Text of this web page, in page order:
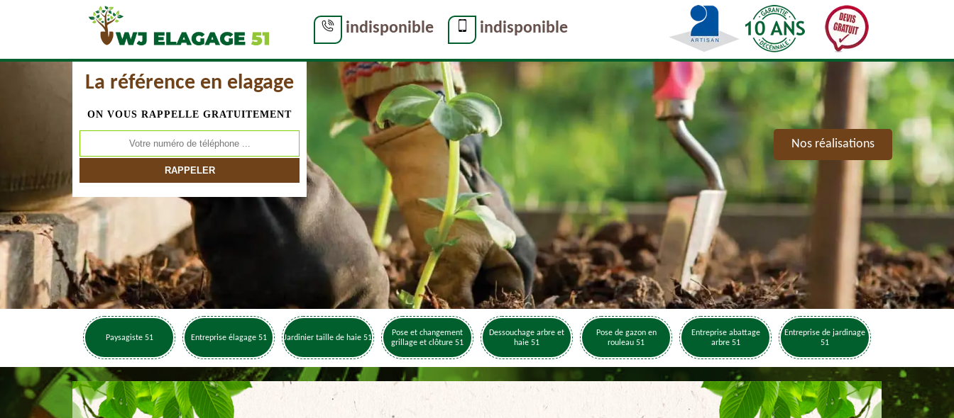
indisponible indisponible
La référence en elagage
ON VOUS RAPPELLE GRATUITEMENT
Nos réalisations
Paysagiste 51 Entreprise élagage 51 Jardinier taille de haie 51
Pose et changement
grillage et clôture 51
Dessouchage arbre et
haie 51
Pose de gazon en
rouleau 51
Entreprise abattage
arbre 51
Entreprise de jardinage
51